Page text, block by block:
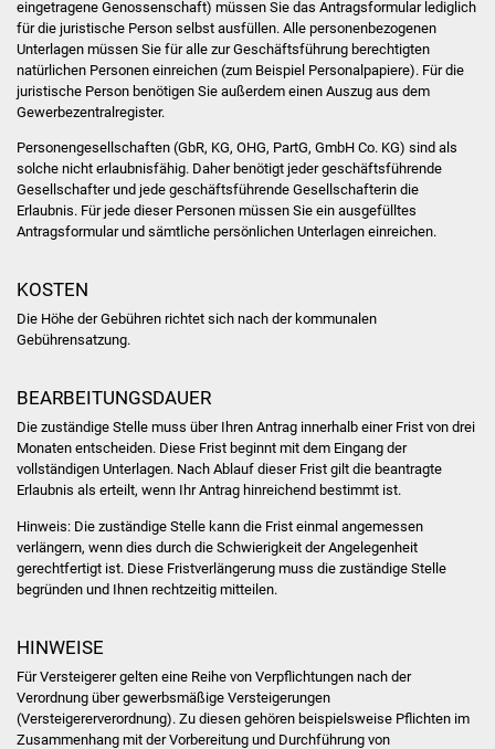
Veranstaltungen
Stadtfest
Einrichtungen
Hallenbad
Stadtarchiv
Bürgerhaus
Kulturhalle
Vereine und Parteien
Selbsteintrag Vereine
Sportanlagen
Tourismus
eingetragene Genossenschaft) müssen Sie das Antragsformular lediglich
für die juristische Person selbst ausfüllen. Alle personenbezogenen
Unterlagen müssen Sie für alle zur Geschäftsführung berechtigten
natürlichen Personen einreichen (zum Beispiel Personalpapiere). Für die
juristische Person benötigen Sie außerdem einen Auszug aus dem
Gewerbezentralregister.
Personengesellschaften (GbR, KG, OHG, PartG, GmbH Co. KG) sind als
solche nicht erlaubnisfähig. Daher benötigt jeder geschäftsführende
Gesellschafter und jede geschäftsführende Gesellschafterin die
Erlaubnis. Für jede dieser Personen müssen Sie ein ausgefülltes
Antragsformular und sämtliche persönlichen Unterlagen einreichen.
KOSTEN
Die Höhe der Gebühren richtet sich nach der kommunalen
Gebührensatzung.
BEARBEITUNGSDAUER
Die zuständige Stelle muss über Ihren Antrag innerhalb einer Frist von drei
Monaten entscheiden. Diese Frist beginnt mit dem Eingang der
vollständigen Unterlagen. Nach Ablauf dieser Frist gilt die beantragte
Erlaubnis als erteilt, wenn Ihr Antrag hinreichend bestimmt ist.
Hinweis: Die zuständige Stelle kann die Frist einmal angemessen
verlängern, wenn dies durch die Schwierigkeit der Angelegenheit
gerechtfertigt ist. Diese Fristverlängerung muss die zuständige Stelle
begründen und Ihnen rechtzeitig mitteilen.
HINWEISE
Für Versteigerer gelten eine Reihe von Verpflichtungen nach der
Verordnung über gewerbsmäßige Versteigerungen
(Versteigererverordnung). Zu diesen gehören beispielsweise Pflichten im
Zusammenhang mit der Vorbereitung und Durchführung von